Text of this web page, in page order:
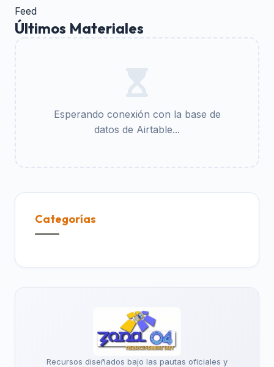
Feed
Últimos Materiales
Esperando conexión con la base de
datos de Airtable...
Categorías
Recursos diseñados bajo las pautas oficiales y